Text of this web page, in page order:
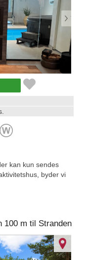
kan kun sendes
byder vi
100 m til Stranden